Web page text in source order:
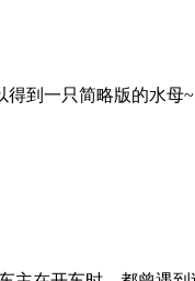
到一只简略版的水